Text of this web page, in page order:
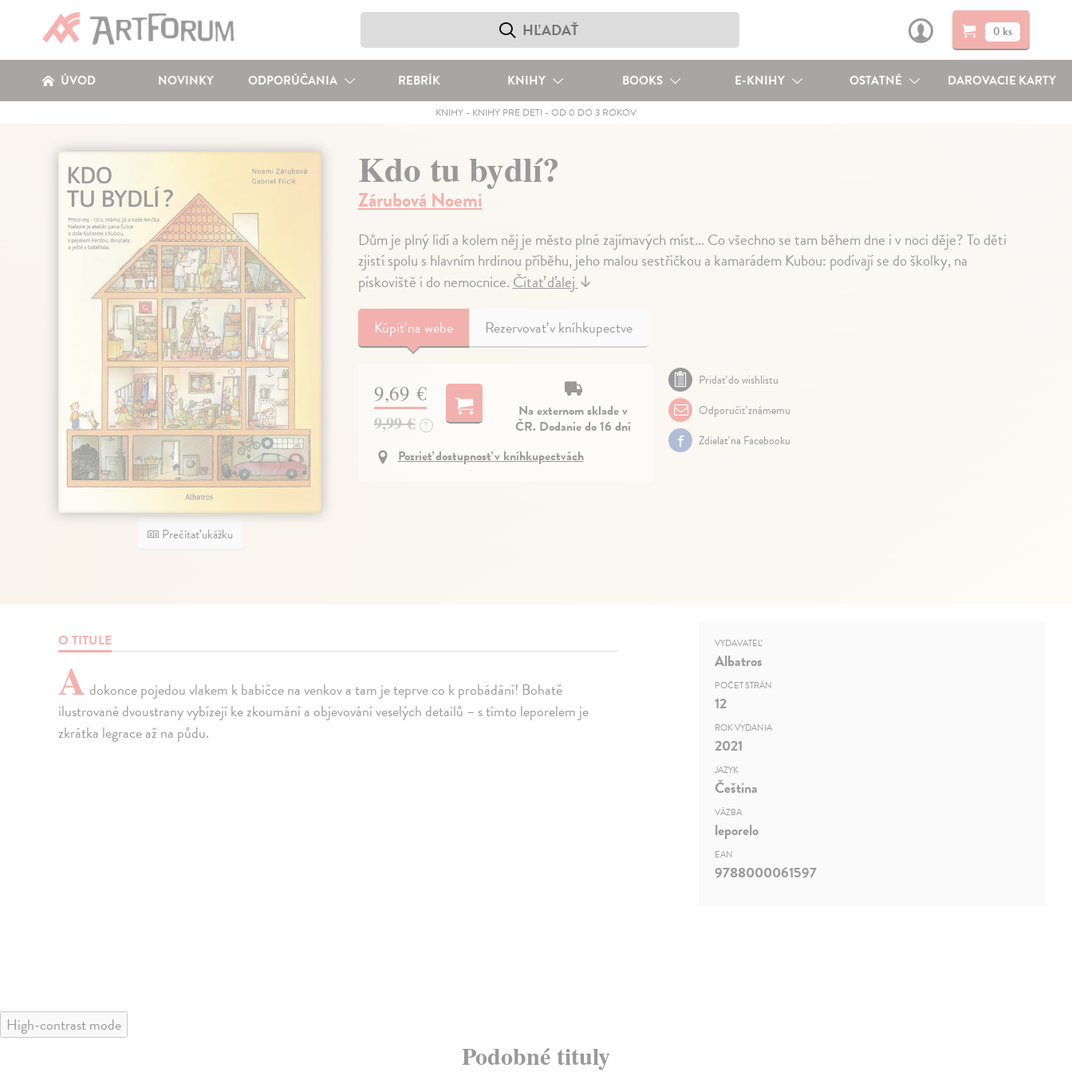
0 ks
ÚVOD NOVINKY ODPORÚČANIA REBRÍK KNIHY BOOKS E-KNIHY OSTATNÉ DAROVACIE KARTY
KNIHY- KNIHY PRE DETI - OD 0 DO 3 ROKOV
Prečítať ukážku
Kdo tu bydlí?
Zárubová Noemi
Dům je plný lidí a kolem něj je město plné zajímavých míst... Co všechno se tam během dne i v noci děje? To děti
zjistí spolu s hlavním hrdinou příběhu, jeho malou sestřičkou a kamarádem Kubou: podívají se do školky, na
pískoviště i do nemocnice.Čítať ďalej↓
Kúpiťna webe Rezervovať v kníhkupectve
9,69 €
9,99 € ?
Na externom sklade v
ČR. Dodanie do 16 dní
Pozrieť dostupnosť v kníhkupectvách
Pridať do wishlistu
Odporučiť známemu
Zdielať na Facebooku
O TITULE
A dokonce pojedou vlakem k babičce na venkov a tam je teprve co k probádání! Bohatě
ilustrované dvoustrany vybízejí ke zkoumání a objevování veselých detailů – s tímto leporelem je
zkrátka legrace až na půdu.
VYDAVATEĽ
Albatros
POČET STRÁN
12
ROK VYDANIA
2021
JAZYK
Čeština
VÄZBA
leporelo
EAN
9788000061597
High-contrast mode
Podobné tituly